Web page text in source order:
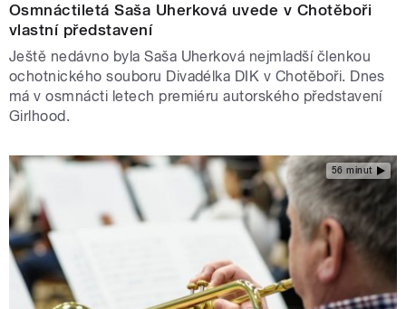
Osmnáctiletá Saša Uherková uvede v Chotěboři
vlastní představení
Ještě nedávno byla Saša Uherková nejmladší členkou
ochotnického souboru Divadélka DIK v Chotěboři. Dnes
má v osmnácti letech premiéru autorského představení
Girlhood.
56 minut